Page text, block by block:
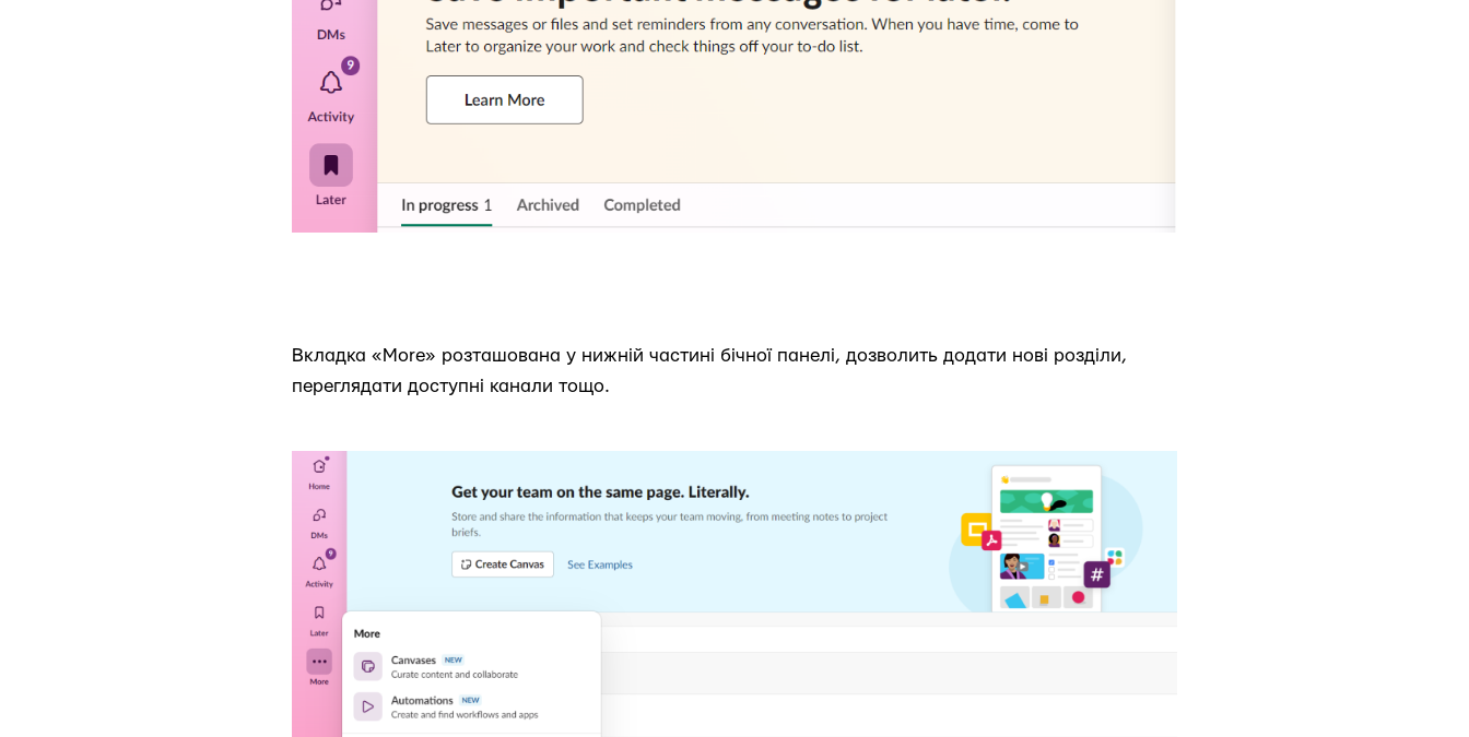
Вкладка «More» розташована у нижній частині бічної панелі, дозволить додати нові розділи,
переглядати доступні канали тощо.